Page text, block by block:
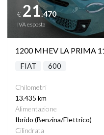
€ 21.470
IVA esposta
1200 MHEV LA PRIMA
FIAT 600
Chilometri
13.435 km
Alimentazione
Ibrido (Benzina/Elettrico)
Cilindrata